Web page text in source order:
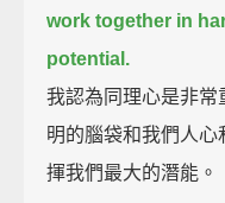
work together in
potential.
我認為同理心是非常
明的腦袋和我們人
揮我們最大的潛能。